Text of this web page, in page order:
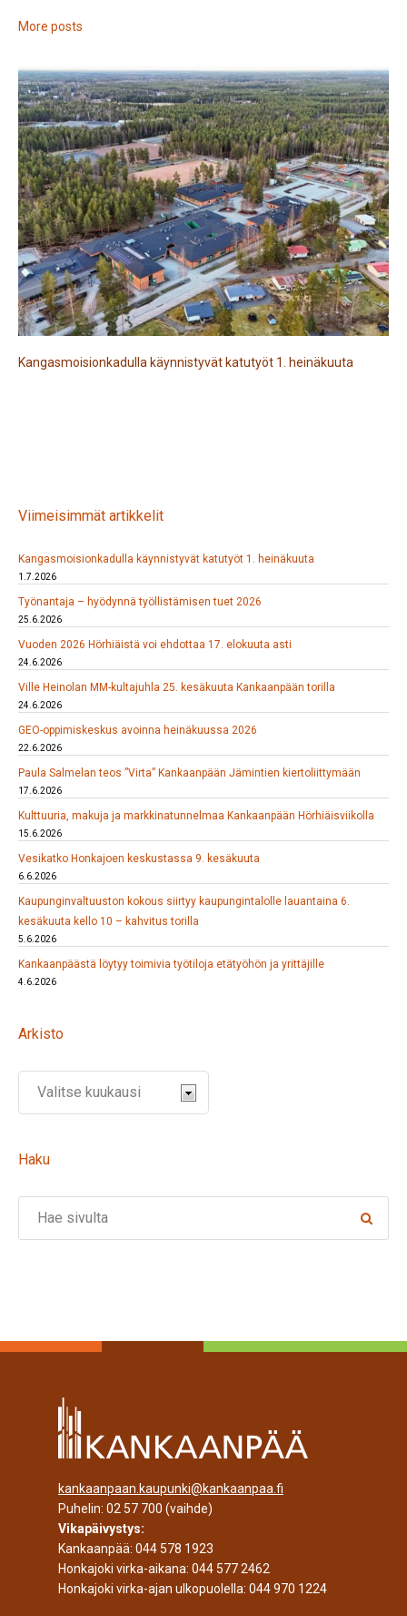
More posts
Kangasmoisionkadulla käynnistyvät katutyöt 1. heinäkuuta
Viimeisimmät artikkelit
Kangasmoisionkadulla käynnistyvät katutyöt 1. heinäkuuta
1.7.2026
Työnantaja – hyödynnä työllistämisen tuet 2026
25.6.2026
Vuoden 2026 Hörhiäistä voi ehdottaa 17. elokuuta asti
24.6.2026
Ville Heinolan MM-kultajuhla 25. kesäkuuta Kankaanpään torilla
24.6.2026
GEO-oppimiskeskus avoinna heinäkuussa 2026
22.6.2026
Paula Salmelan teos ”Virta” Kankaanpään Jämintien kiertoliittymään
17.6.2026
Kulttuuria, makuja ja markkinatunnelmaa Kankaanpään Hörhiäisviikolla
15.6.2026
Vesikatko Honkajoen keskustassa 9. kesäkuuta
6.6.2026
Kaupunginvaltuuston kokous siirtyy kaupungintalolle lauantaina 6.
kesäkuuta kello 10 – kahvitus torilla
5.6.2026
Kankaanpäästä löytyy toimivia työtiloja etätyöhön ja yrittäjille
4.6.2026
Arkisto
Haku
kankaanpaan.kaupunki@kankaanpaa.fi
Puhelin: 02 57 700 (vaihde)
Vikapäivystys:
Kankaanpää: 044 578 1923
Honkajoki virka-aikana: 044 577 2462
Honkajoki virka-ajan ulkopuolella: 044 970 1224